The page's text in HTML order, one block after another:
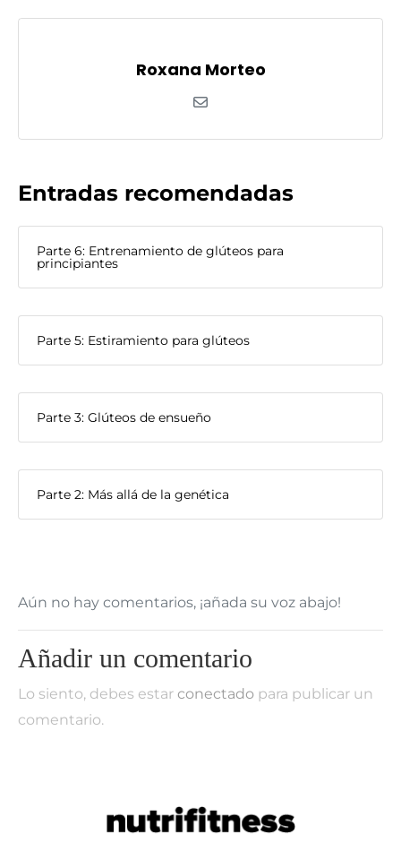
Roxana Morteo
Entradas recomendadas
Parte 6: Entrenamiento de glúteos para
principiantes
Parte 5: Estiramiento para glúteos
Parte 3: Glúteos de ensueño
Parte 2: Más allá de la genética
Aún no hay comentarios, ¡añada su voz abajo!
Añadir un comentario
Lo siento, debes estar conectado para publicar un
comentario.